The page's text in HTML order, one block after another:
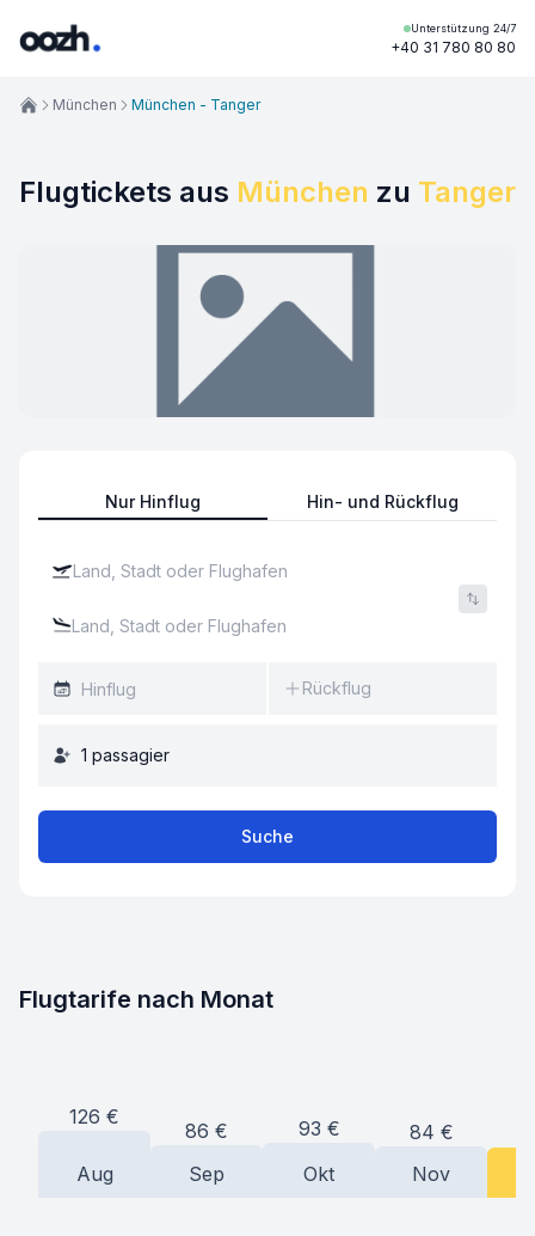
Unterstützung 24/7
+40 31 780 80 80
Flugtickets aus München zu Tanger
Nur Hinflug Hin- und Rückflug
Rückflug
1 passagier
Suche
München München - Tanger
Flugtarife nach Monat
126 €
Aug
86 €
Sep
93 €
Okt
84 €
Nov